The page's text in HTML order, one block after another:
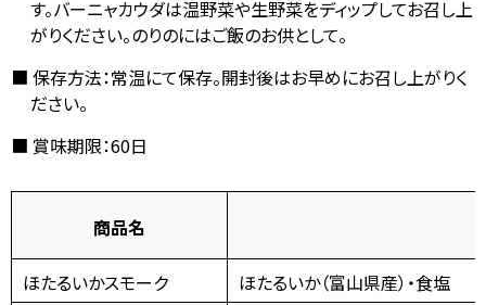
す。バーニャカウダは温野菜や生野菜をディップしてお召し上
がりください。のりのにはご飯のお供として。
保存方法：常温にて保存。開封後はお早めにお召し上がりく
ださい。
賞味期限：60日
商品名
ほたるいかスモーク
ほたるいか（富山県産）・食塩